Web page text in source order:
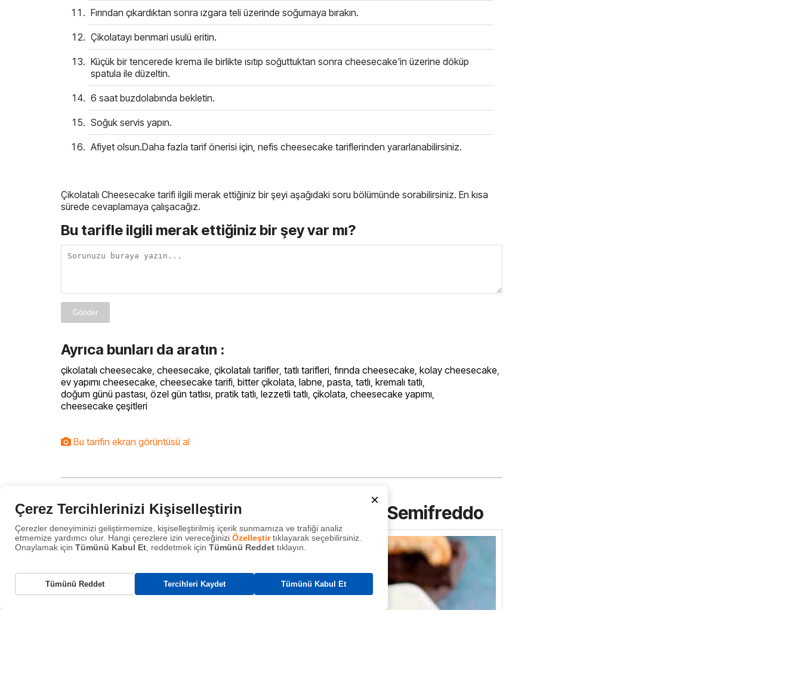
Fırından çıkardıktan sonra ızgara teli üzerinde soğumaya bırakın.
Çikolatayı benmari usulü eritin.
Küçük bir tencerede krema ile birlikte ısıtıp soğuttuktan sonra cheesecake'in üzerine döküp
spatula ile düzeltin.
6 saat buzdolabında bekletin.
Soğuk servis yapın.
Afiyet olsun.Daha fazla tarif önerisi için, nefis cheesecake tariflerinden yararlanabilirsiniz.
Çikolatalı Cheesecake tarifi ilgili merak ettiğiniz bir şeyi aşağıdaki soru bölümünde sorabilirsiniz. En kısa
sürede cevaplamaya çalışacağız.
Bu tarifle ilgili merak ettiğiniz bir şey var mı?
Gönder
Ayrıca bunları da aratın :
çikolatalı cheesecake, cheesecake, çikolatalı tarifler, tatlı tarifleri, fırında cheesecake, kolay cheesecake,
ev yapımı cheesecake, cheesecake tarifi, bitter çikolata, labne, pasta, tatlı, kremalı tatlı,
doğum günü pastası, özel gün tatlısı, pratik tatlı, lezzetli tatlı, çikolata, cheesecake yapımı,
cheesecake çeşitleri
Bu tarifin ekran görüntüsü al
Acıbadem Kurabiyeli Ve Bitter Çikolatalı Semifreddo
×
Çerez Tercihlerinizi Kişiselleştirin
Çerezler deneyiminizi geliştirmemize, kişiselleştirilmiş içerik sunmamıza ve trafiği analiz
etmemize yardımcı olur. Hangi çerezlere izin vereceğinizi Özelleştirtıklayarak seçebilirsiniz.
Onaylamak için Tümünü Kabul Et , reddetmek için Tümünü Reddet tıklayın.
Gerekli Çerezler
Bu çerezler, web sitemizin çalışması için gereklidir ve sistemlerimizde
Tümünü Reddet Tercihleri Kaydet Tümünü Kabul Et